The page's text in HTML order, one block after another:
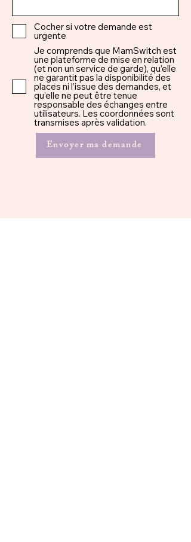
Cocher si votre demande est
urgente
Je comprends que MamSwitch est
une plateforme de mise en relation
(et non un service de garde), qu’elle
ne garantit pas la disponibilité des
places ni l’issue des demandes, et
qu’elle ne peut être tenue
responsable des échanges entre
utilisateurs. Les coordonnées sont
transmises après validation.
Envoyer ma demande